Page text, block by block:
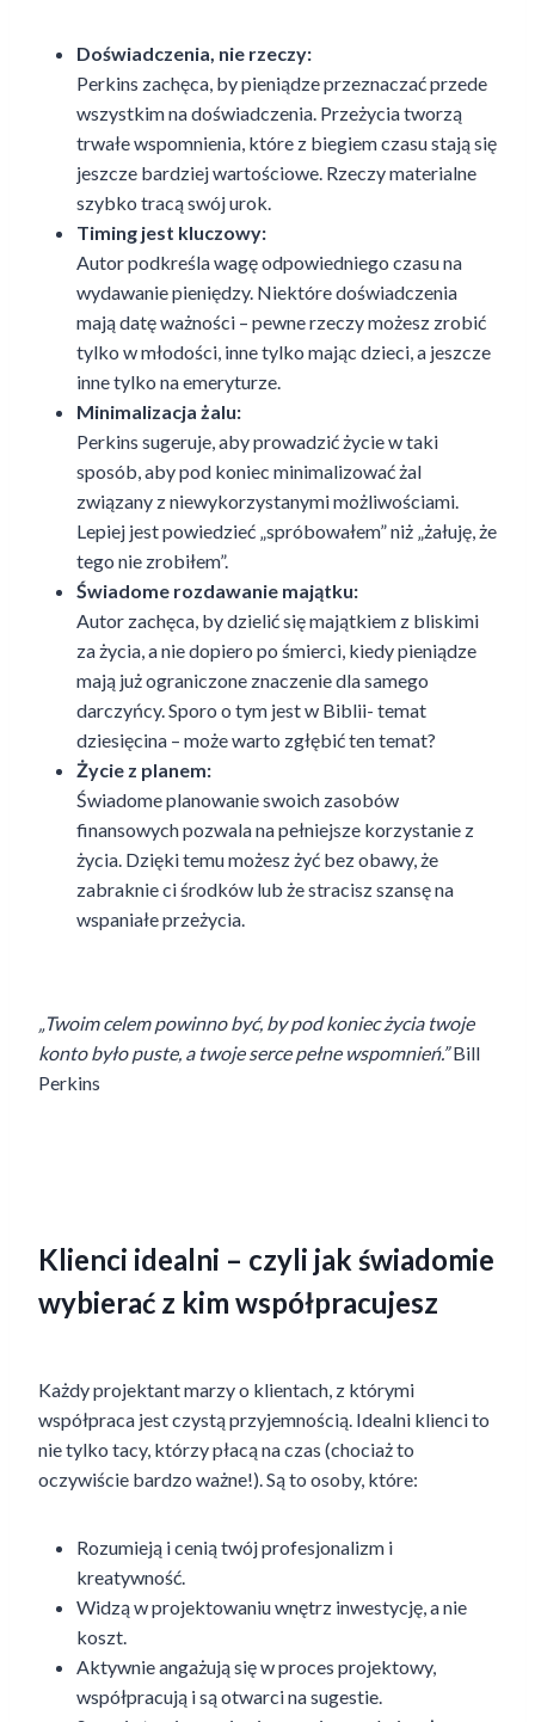
Doświadczenia, nie rzeczy:
Perkins zachęca, by pieniądze przeznaczać przede
wszystkim na doświadczenia. Przeżycia tworzą
trwałe wspomnienia, które z biegiem czasu stają się
jeszcze bardziej wartościowe. Rzeczy materialne
szybko tracą swój urok.
Timing jest kluczowy:
Autor podkreśla wagę odpowiedniego czasu na
wydawanie pieniędzy. Niektóre doświadczenia
mają datę ważności – pewne rzeczy możesz zrobić
tylko w młodości, inne tylko mając dzieci, a jeszcze
inne tylko na emeryturze.
Minimalizacja żalu:
Perkins sugeruje, aby prowadzić życie w taki
sposób, aby pod koniec minimalizować żal
związany z niewykorzystanymi możliwościami.
Lepiej jest powiedzieć „spróbowałem” niż „żałuję, że
tego nie zrobiłem”.
Świadome rozdawanie majątku:
Autor zachęca, by dzielić się majątkiem z bliskimi
za życia, a nie dopiero po śmierci, kiedy pieniądze
mają już ograniczone znaczenie dla samego
darczyńcy. Sporo o tym jest w Biblii- temat
dziesięcina – może warto zgłębić ten temat?
Życie z planem:
Świadome planowanie swoich zasobów
finansowych pozwala na pełniejsze korzystanie z
życia. Dzięki temu możesz żyć bez obawy, że
zabraknie ci środków lub że stracisz szansę na
wspaniałe przeżycia.
„Twoim celem powinno być, by pod koniec życia twoje
konto było puste, a twoje serce pełne wspomnień.”Bill
Perkins
Klienci idealni – czyli jak świadomie
wybierać z kim współpracujesz
Każdy projektant marzy o klientach, z którymi
współpraca jest czystą przyjemnością. Idealni klienci to
nie tylko tacy, którzy płacą na czas (chociaż to
oczywiście bardzo ważne!). Są to osoby, które:
Rozumieją i cenią twój profesjonalizm i
kreatywność.
Widzą w projektowaniu wnętrz inwestycję, a nie
koszt.
Aktywnie angażują się w proces projektowy,
współpracują i są otwarci na sugestie.